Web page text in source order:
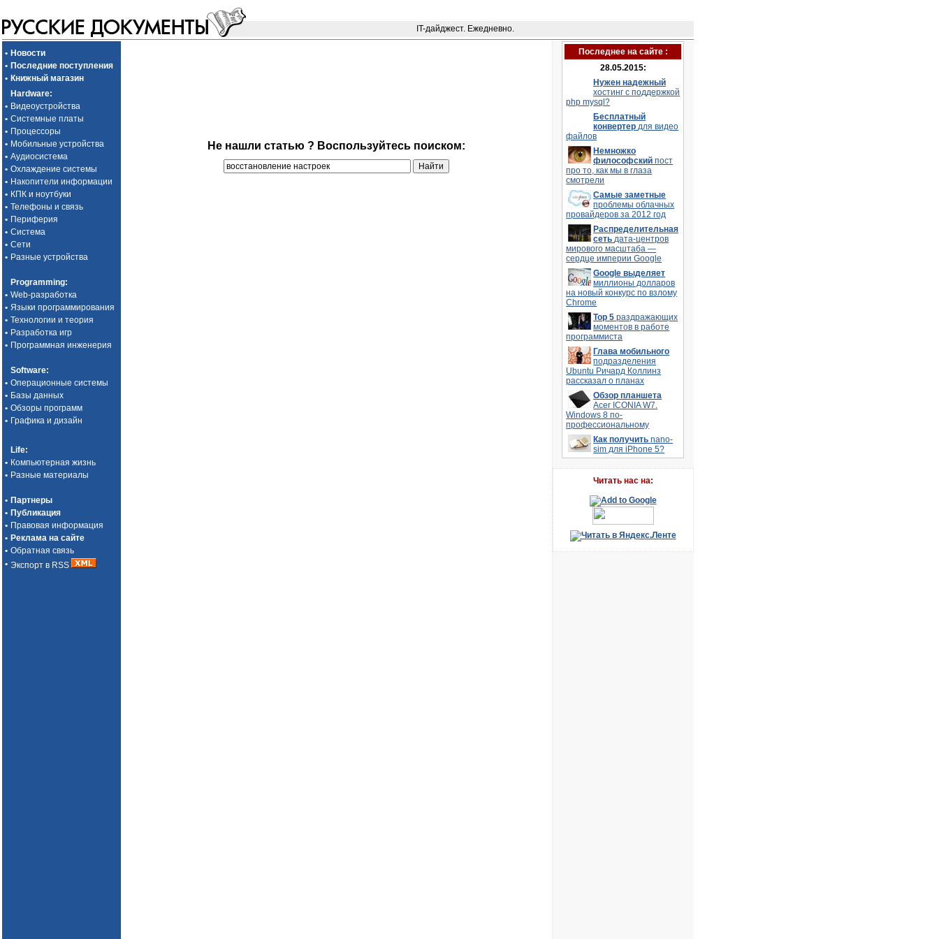
IT-дайджест. Ежедневно.
• Новости
• Последние поступления
• Книжный магазин
Hardware:
• Видеоустройства
• Системные платы
• Процессоры
• Мобильные устройства
• Аудиосистема
• Охлаждение системы
• Накопители информации
• КПК и ноутбуки
• Телефоны и связь
• Периферия
• Система
• Сети
• Разные устройства
Programming:
• Web-разработка
• Языки программирования
• Технологии и теория
• Разработка игр
• Программная инженерия
Software:
• Операционные системы
• Базы данных
• Обзоры программ
• Графика и дизайн
Life:
• Компьютерная жизнь
• Разные материалы
• Партнеры
• Публикация
• Правовая информация
• Реклама на сайте
• Обратная связь
• Экспорт в RSS
Не нашли статью ? Воспользуйтесь поиском:
Последнее на сайте :
28.05.2015:
Нужен надежный
хостинг с поддержкой
php mysql?
Бесплатный
конвертердля видео
файлов
Немножко
философскийпост
про то, как мы в глаза
смотрели
Самые заметные
проблемы облачных
провайдеров за 2012 год
Распределительная
сетьдата-центров
мирового масштаба —
сердце империи Google
Google выделяет
миллионы долларов
на новый конкурс по взлому
Chrome
Top 5раздражающих
моментов в работе
программиста
Глава мобильного
подразделения
Ubuntu Ричард Коллинз
рассказал о планах
Обзор планшета
Acer ICONIA W7.
Windows 8 по-
профессиональному
Как получитьnano-
sim для iPhone 5?
Читать наc на: